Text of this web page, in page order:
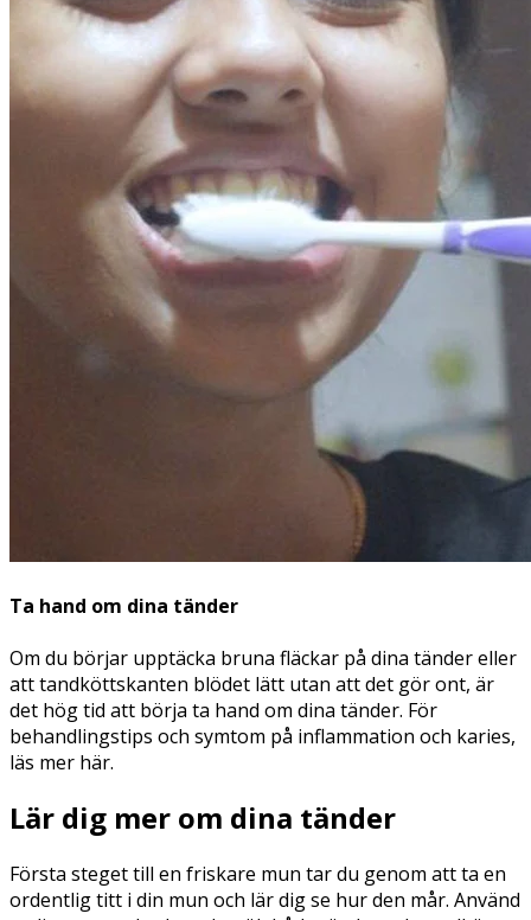
Ta hand om dina tänder
Om du börjar upptäcka bruna fläckar på dina tänder eller
att tandköttskanten blödet lätt utan att det gör ont, är
det hög tid att börja ta hand om dina tänder. För
behandlingstips och symtom på inflammation och karies,
läs mer här.
Lär dig mer om dina tänder
Första steget till en friskare mun tar du genom att ta en
ordentlig titt i din mun och lär dig se hur den mår. Använd